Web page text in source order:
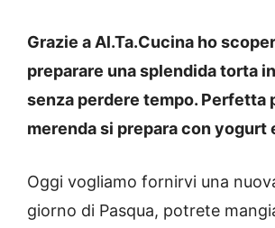
Grazie a Al.Ta.Cucina ho
preparare una splendida torta
senza perdere tempo. Perfetta
merenda si prepara con yogurt
Oggi vogliamo fornirvi una
giorno di Pasqua, potrete